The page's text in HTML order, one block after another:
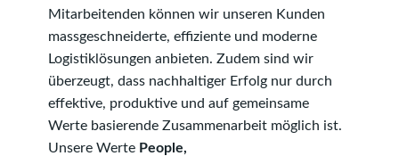
Mitarbeitenden können wir unseren Kunden
mass­ge­schneiderte, effiziente und moderne
Logistiklösungen anbieten. Zudem sind wir
überzeugt, dass nachhaltiger Erfolg nur durch
effektive, produktive und auf ge­mein­same
Werte basierende Zusammenarbeit möglich ist.
Unsere Werte People,